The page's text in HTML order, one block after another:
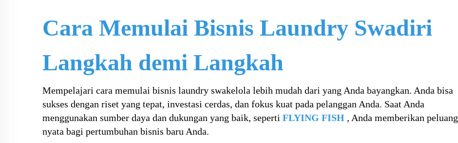
Cara Memulai Bisnis Laundry Swadiri
Langkah demi Langkah
Mempelajari cara memulai bisnis laundry swakelola lebih mudah dari yang Anda bayangkan. Anda bisa
sukses dengan riset yang tepat, investasi cerdas, dan fokus kuat pada pelanggan Anda. Saat Anda
menggunakan sumber daya dan dukungan yang baik, seperti FLYING FISH , Anda memberikan peluang
nyata bagi pertumbuhan bisnis baru Anda.